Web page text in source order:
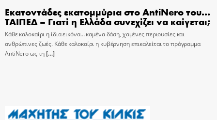
Εκατοντάδες εκατομμύρια στο AntiNero του…
ΤΑΙΠΕΔ – Γιατί η Ελλάδα συνεχίζει να καίγεται;
Κάθε καλοκαίρι η ίδια εικόνα… καμένα δάση, χαμένες περιουσίες και
ανθρώπινες ζωές. Κάθε καλοκαίρι η κυβέρνηση επικαλείται το πρόγραμμα
AntiNero ως τη[…]